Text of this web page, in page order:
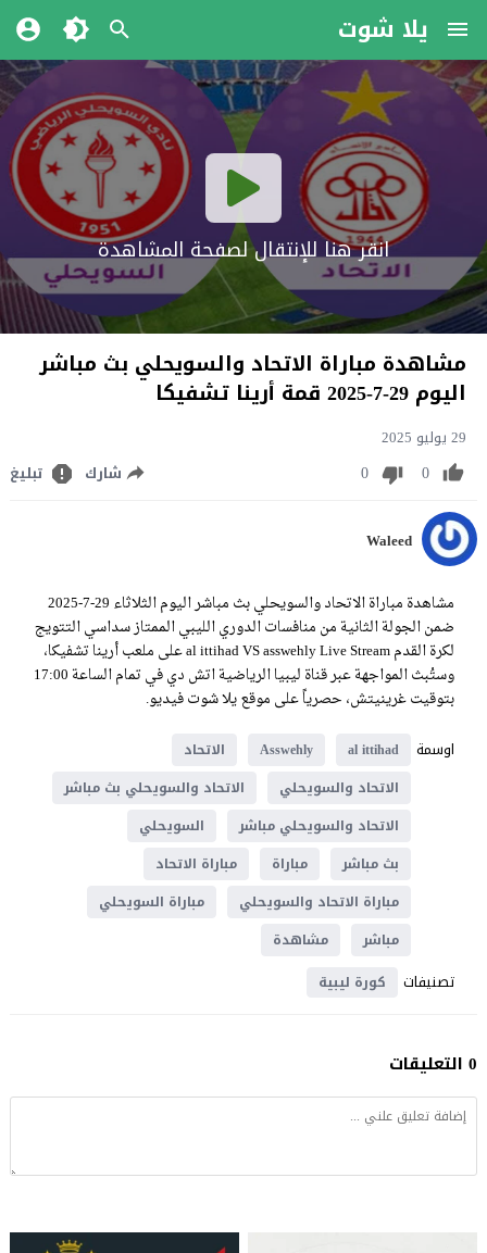
يلا شوت
انقر هنا للإنتقال لصفحة المشاهدة
مشاهدة مباراة الاتحاد والسويحلي بث مباشر
اليوم 29-7-2025 قمة أرينا تشفيكا
29 يوليو 2025
0
0 شارك تبليغ
Waleed
مشاهدة مباراة الاتحاد والسويحلي بث مباشر اليوم الثلاثاء 29-7-2025
ضمن الجولة الثانية من منافسات الدوري الليبي الممتاز سداسي التتويج
لكرة القدم al ittihad VS asswehly Live Stream على ملعب أرينا تشفيكا،
وستُبث المواجهة عبر قناة ليبيا الرياضية اتش دي في تمام الساعة 17:00
بتوقيت غرينيتش، حصرياً على موقع يلا شوت فيديو.
اوسمة
al ittihad
Asswehly
الاتحاد
الاتحاد والسويحلي
الاتحاد والسويحلي بث مباشر
الاتحاد والسويحلي مباشر
السويحلي
بث مباشر
مباراة
مباراة الاتحاد
مباراة الاتحاد والسويحلي
مباراة السويحلي
مباشر
مشاهدة
تصنيفات كورة ليبية
0 التعليقات